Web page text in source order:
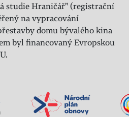
studie Hraničář" (registrační
na vypracování
domu bývalého kina
byl financovaný Evropskou